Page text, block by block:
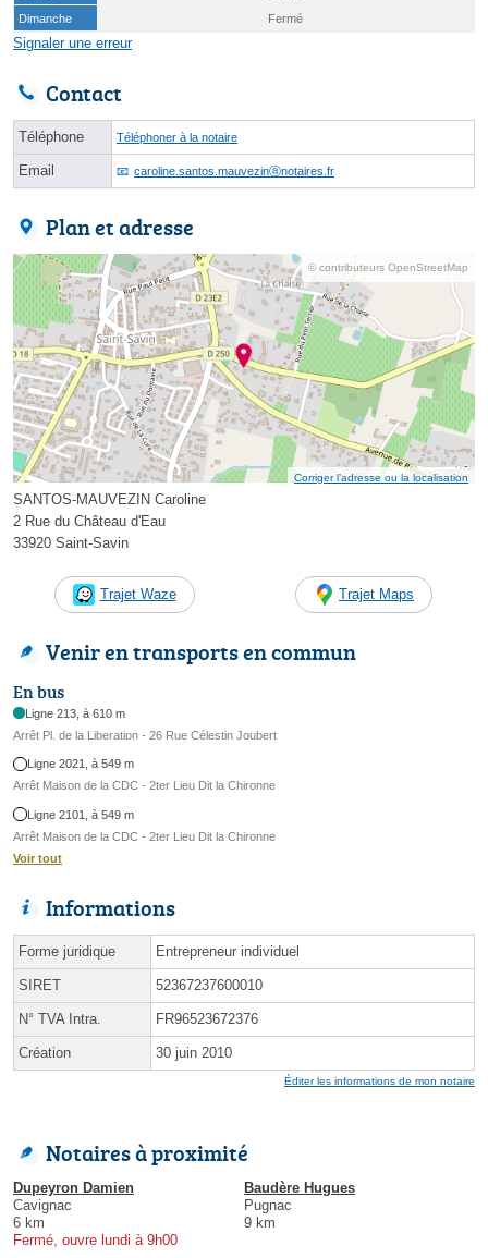
Dimanche
Fermé
Signaler une erreur
Contact
Téléphone Téléphoner à la notaire
Email caroline.santos.mauvezinⓐnotaires.fr
Plan et adresse
© contributeurs OpenStreetMap
Corriger l’adresse ou la localisation
SANTOS-MAUVEZIN Caroline
2 Rue du Château d'Eau
33920 Saint-Savin
Trajet Waze Trajet Maps
Venir en transports en commun
En bus
Ligne 213, à 610 m
Arrêt Pl. de la Liberation - 26 Rue Célestin Joubert
Ligne 2021, à 549 m
Arrêt Maison de la CDC - 2ter Lieu Dit la Chironne
Ligne 2101, à 549 m
Arrêt Maison de la CDC - 2ter Lieu Dit la Chironne
Voir tout
Informations
Forme juridique Entrepreneur individuel
SIRET 52367237600010
N° TVA Intra. FR96523672376
Création 30 juin 2010
Éditer les informations de mon notaire
Notaires à proximité
Dupeyron Damien
Cavignac
6 km
Fermé, ouvre lundi à 9h00
Baudère Hugues
Pugnac
9 km